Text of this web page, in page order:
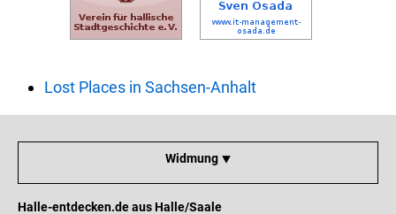
Lost Places in Sachsen-Anhalt
Widmung ⯆
Halle-entdecken.de aus Halle/Saale